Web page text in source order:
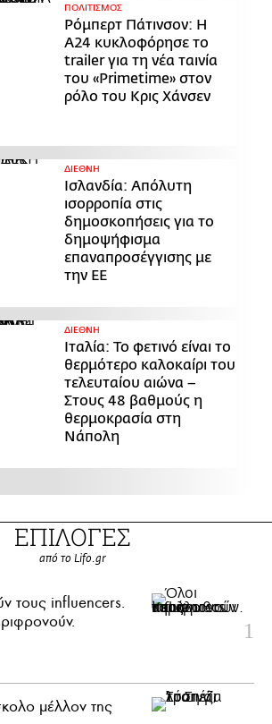
ΠΟΛΙΤΙΣΜΟΣ
Ρόμπερτ Πάτινσον: Η
Α24 κυκλοφόρησε το
trailer για τη νέα ταινία
του «Primetime» στον
ρόλο του Κρις Χάνσεν
ΔΙΕΘΝΗ
Ισλανδία: Απόλυτη
ισορροπία στις
δημοσκοπήσεις για το
δημοψήφισμα
επαναπροσέγγισης με
την ΕΕ
ΔΙΕΘΝΗ
Ιταλία: Το φετινό είναι το
θερμότερο καλοκαίρι του
τελευταίου αιώνα –
Στους 48 βαθμούς η
θερμοκρασία στη
Νάπολη
ΕΠΙΛΟΓΕΣ
από το Lifo.gr
τους influencers.
μέλλον της